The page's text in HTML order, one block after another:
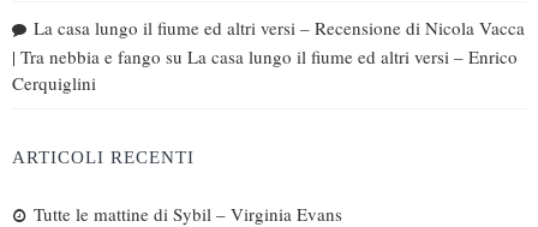
La casa lungo il fiume ed altri versi – Recensione di Nicola Vacca
| Tra nebbia e fango su La casa lungo il fiume ed altri versi – Enrico
Cerquiglini
ARTICOLI RECENTI
Tutte le mattine di Sybil – Virginia Evans